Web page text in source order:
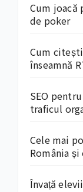
Cum joacă
de poker
Cum
înseamnă
SEO
traficul
Cele mai
România
Învață